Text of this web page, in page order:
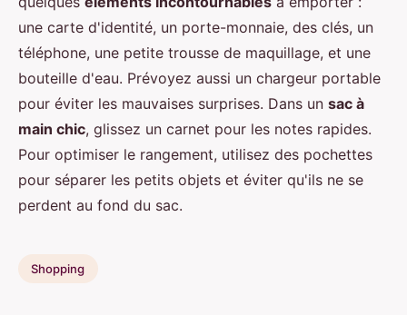
une carte d'identité, un porte-monnaie, des clés, un
téléphone, une petite trousse de maquillage, et une
bouteille d'eau. Prévoyez aussi un chargeur portable
pour éviter les mauvaises surprises. Dans un sac à
main chic, glissez un carnet pour les notes rapides.
Pour optimiser le rangement, utilisez des pochettes
pour séparer les petits objets et éviter qu'ils ne se
perdent au fond du sac.
Shopping